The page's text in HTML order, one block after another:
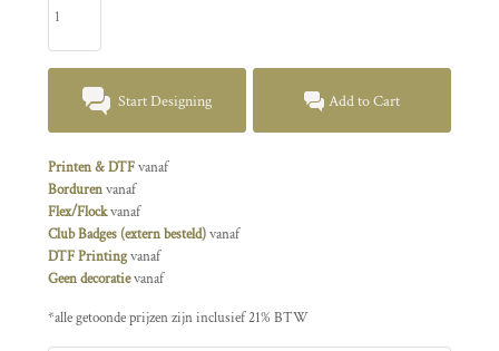
Start Designing Add to Cart
Printen & DTFvanaf
Bordurenvanaf
Flex/Flockvanaf
Club Badges (extern besteld)vanaf
DTF Printingvanaf
Geen decoratievanaf
*alle getoonde prijzen zijn inclusief 21% BTW